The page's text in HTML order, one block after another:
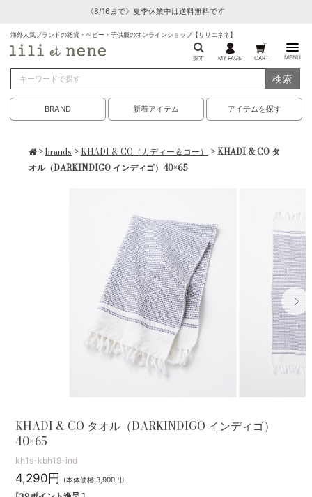
《8/16まで》夏季休業中は送料無料です
海外人気ブランドの雑貨・ベビー・子供服のオンラインショップ【リリエネネ】
探す MY PAGE CART MENU
検索
BRAND 新着アイテム アイテムを探す
>brands > KHADI & CO（カディー＆コー） > KHADI & CO タ
オル（DARKINDIGO インディゴ）40×65
KHADI & CO タオル（DARKINDIGO インディゴ）
40×65
kh1s-kbh19-ind
4,290円 (本体価格:3,900円)